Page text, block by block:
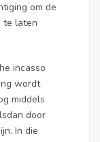
om de
te laten
incasso
wordt
middels
door
In die